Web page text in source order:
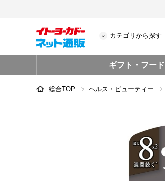
カテゴリから探す
ギフト・フード
総合TOP ヘルス・ビューティー